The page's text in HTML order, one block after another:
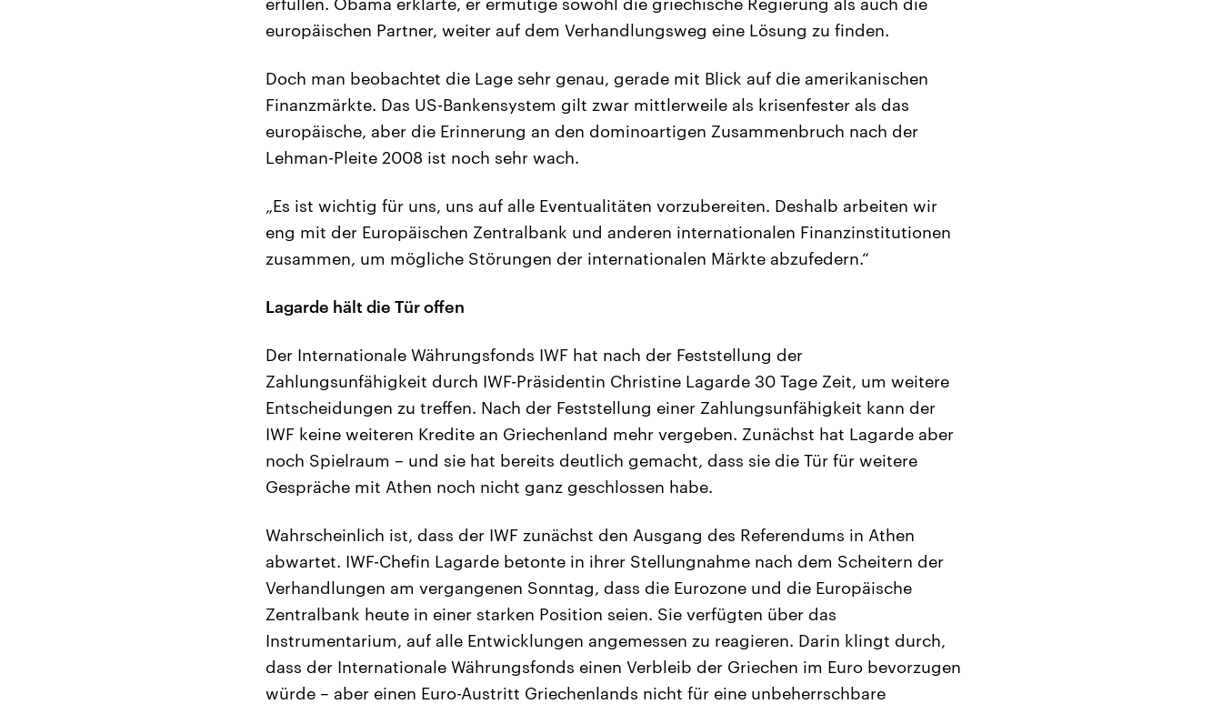
europäischen Partner, weiter auf dem Verhandlungsweg eine Lösung zu finden.
Doch man beobachtet die Lage sehr genau, gerade mit Blick auf die amerikanischen
Finanzmärkte. Das US-Bankensystem gilt zwar mittlerweile als krisenfester als das
europäische, aber die Erinnerung an den dominoartigen Zusammenbruch nach der
Lehman-Pleite 2008 ist noch sehr wach.
„Es ist wichtig für uns, uns auf alle Eventualitäten vorzubereiten. Deshalb arbeiten wir
eng mit der Europäischen Zentralbank und anderen internationalen Finanzinstitutionen
zusammen, um mögliche Störungen der internationalen Märkte abzufedern.“
Lagarde hält die Tür offen
Der Internationale Währungsfonds IWF hat nach der Feststellung der
Zahlungsunfähigkeit durch IWF-Präsidentin Christine Lagarde 30 Tage Zeit, um weitere
Entscheidungen zu treffen. Nach der Feststellung einer Zahlungsunfähigkeit kann der
IWF keine weiteren Kredite an Griechenland mehr vergeben. Zunächst hat Lagarde aber
noch Spielraum – und sie hat bereits deutlich gemacht, dass sie die Tür für weitere
Gespräche mit Athen noch nicht ganz geschlossen habe.
Wahrscheinlich ist, dass der IWF zunächst den Ausgang des Referendums in Athen
abwartet. IWF-Chefin Lagarde betonte in ihrer Stellungnahme nach dem Scheitern der
Verhandlungen am vergangenen Sonntag, dass die Eurozone und die Europäische
Zentralbank heute in einer starken Position seien. Sie verfügten über das
Instrumentarium, auf alle Entwicklungen angemessen zu reagieren. Darin klingt durch,
dass der Internationale Währungsfonds einen Verbleib der Griechen im Euro bevorzugen
würde – aber einen Euro-Austritt Griechenlands nicht für eine unbeherrschbare